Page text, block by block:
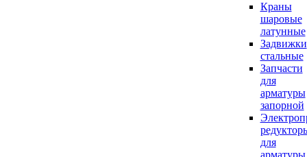
Краны
шаровые
латунные
Задвижки
стальные
Запчасти
для
арматуры
запорной
для
арматуры